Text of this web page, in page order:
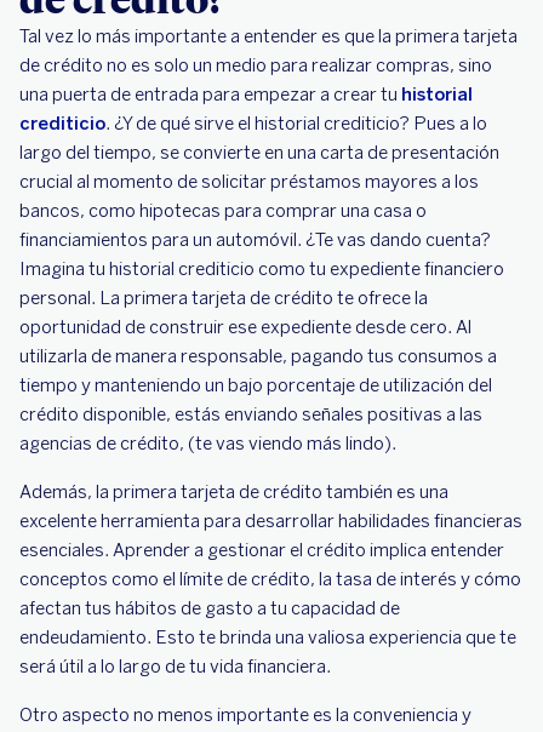
Tal vez lo más importante a entender es que la primera tarjeta
de crédito no es solo un medio para realizar compras, sino
una puerta de entrada para empezar a crear tu historial
crediticio. ¿Y de qué sirve el historial crediticio? Pues a lo
largo del tiempo, se convierte en una carta de presentación
crucial al momento de solicitar préstamos mayores a los
bancos, como hipotecas para comprar una casa o
financiamientos para un automóvil. ¿Te vas dando cuenta?
Imagina tu historial crediticio como tu expediente financiero
personal. La primera tarjeta de crédito te ofrece la
oportunidad de construir ese expediente desde cero. Al
utilizarla de manera responsable, pagando tus consumos a
tiempo y manteniendo un bajo porcentaje de utilización del
crédito disponible, estás enviando señales positivas a las
agencias de crédito, (te vas viendo más lindo).
Además, la primera tarjeta de crédito también es una
excelente herramienta para desarrollar habilidades financieras
esenciales. Aprender a gestionar el crédito implica entender
conceptos como el límite de crédito, la tasa de interés y cómo
afectan tus hábitos de gasto a tu capacidad de
endeudamiento. Esto te brinda una valiosa experiencia que te
será útil a lo largo de tu vida financiera.
Otro aspecto no menos importante es la conveniencia y